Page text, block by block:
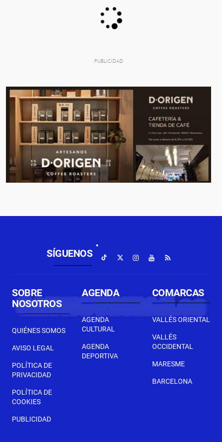
SÍGUENOS
SOBRE
NOSOTROS
QUIÉNES SOMOS
AVISO LEGAL
POLÍTICA DE
PRIVACIDAD
POLÍTICA DE
COOKIES
PUBLICIDAD
AGENDA
AGENDA
CULTURAL
AGENDA
DEPORTIVA
COMARCAS
VALLÉS ORIENTAL
VALLÉS
OCCIDENTAL
MARESME
BARCELONA